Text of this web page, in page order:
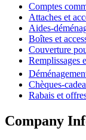
Comptes
Attaches et
Aides-
Boîtes et
Couverture
Remplissages
Chèques-
Rabais et
Company